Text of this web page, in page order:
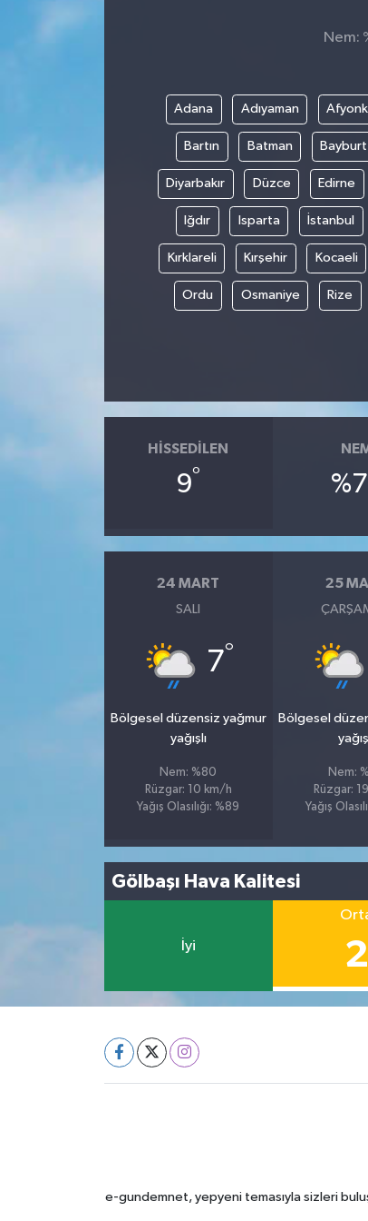
Nem:
Adana Adıyaman
Bartın Batman Bayburt
Diyarbakır Düzce Edirne
Iğdır Isparta İstanbul
Kırklareli Kırşehir Kocaeli
Ordu Osmaniye Rize
HISSEDILEN
9°
24 MART
SALI
7°
Bölgesel düzensiz yağmur
yağışlı
Nem: %80
Rüzgar: 10 km/h
Yağış Olasılığı: %89
25
Bölgesel
Nem:
Rüzgar:
Yağış
Gölbaşı Hava Kalitesi
İyi 2
e-gundemnet, yepyeni temasıyla sizleri